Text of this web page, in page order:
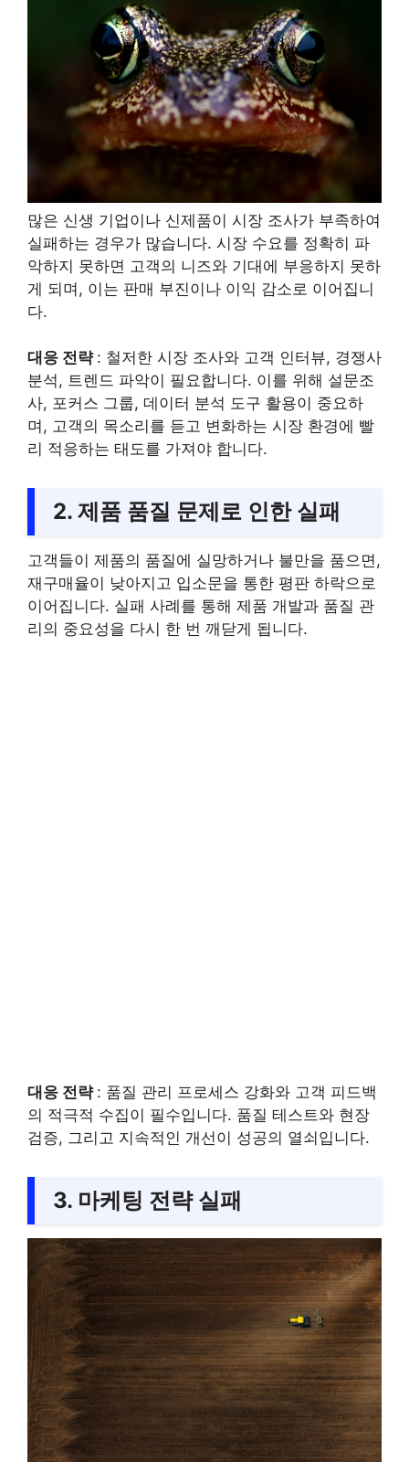
많은 신생 기업이나 신제품이 시장 조사가 부족하여
실패하는 경우가 많습니다. 시장 수요를 정확히 파
악하지 못하면 고객의 니즈와 기대에 부응하지 못하
게 되며, 이는 판매 부진이나 이익 감소로 이어집니
다.
대응 전략 : 철저한 시장 조사와 고객 인터뷰, 경쟁사
분석, 트렌드 파악이 필요합니다. 이를 위해 설문조
사, 포커스 그룹, 데이터 분석 도구 활용이 중요하
며, 고객의 목소리를 듣고 변화하는 시장 환경에 빨
리 적응하는 태도를 가져야 합니다.
2. 제품 품질 문제로 인한 실패
고객들이 제품의 품질에 실망하거나 불만을 품으면,
재구매율이 낮아지고 입소문을 통한 평판 하락으로
이어집니다. 실패 사례를 통해 제품 개발과 품질 관
리의 중요성을 다시 한 번 깨닫게 됩니다.
대응 전략 : 품질 관리 프로세스 강화와 고객 피드백
의 적극적 수집이 필수입니다. 품질 테스트와 현장
검증, 그리고 지속적인 개선이 성공의 열쇠입니다.
3. 마케팅 전략 실패